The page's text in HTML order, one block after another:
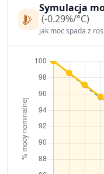
Symulacja
(-0.29%/°C)
jak moc spada z